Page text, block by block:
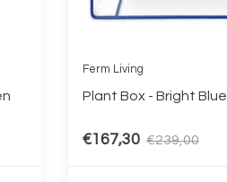
Ferm Living
Plant Box - Bright Blue
€167,30 €239,00